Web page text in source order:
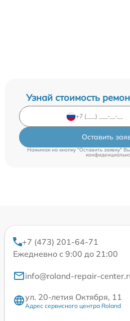
Узнай стоимость
Оставить
Нажимая на кнопку "Оставить заявку"
+7 (473) 201-64-71
Ежедневно с 9:00 до 21:00
info@roland-repair-
ул. 20-летия Октября, 11
Адрес сервисного центра Roland